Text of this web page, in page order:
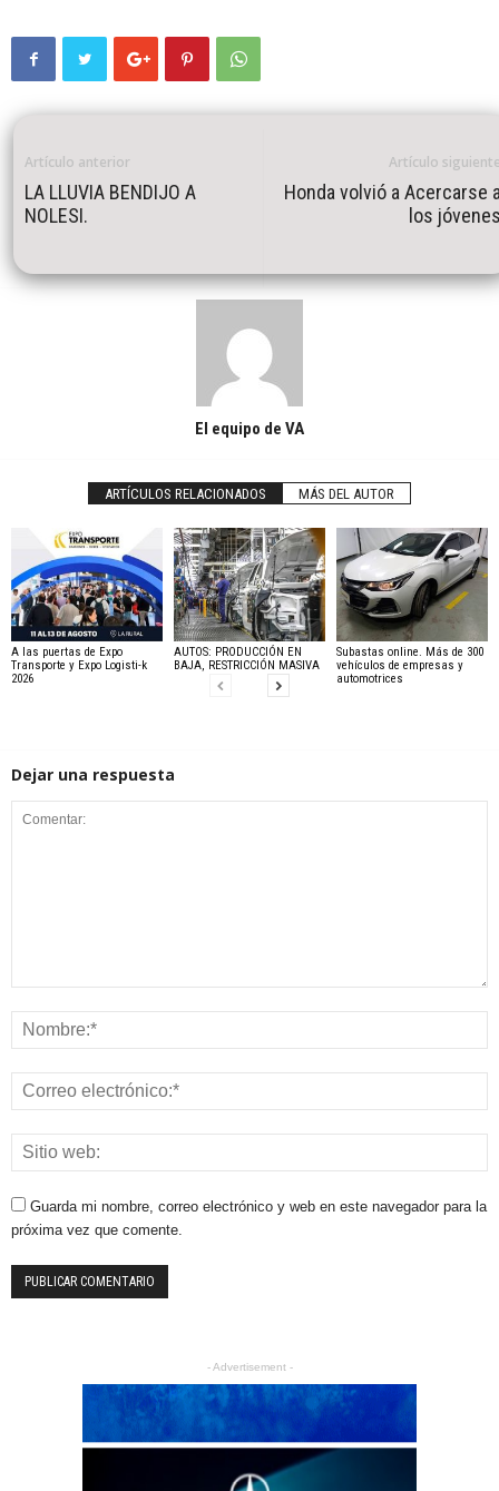
Artículo anterior
LA LLUVIA BENDIJO A
NOLESI.
Artículo
Honda volvió a Acercarse
los
El equipo de VA
ARTÍCULOS RELACIONADOS MÁS DEL AUTOR
A las puertas de Expo
Transporte y Expo Logisti-k
2026
AUTOS: PRODUCCIÓN EN
BAJA, RESTRICCIÓN MASIVA
Subastas online. Más de 300
vehículos de empresas y
automotrices
Dejar una respuesta
Guarda mi nombre, correo electrónico y web en este navegador para la
próxima vez que comente.
- Advertisement -